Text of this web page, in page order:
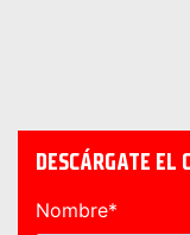
DESCÁRGATE EL
Nombre*